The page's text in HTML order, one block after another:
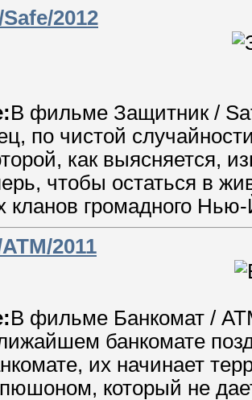
2012
В фильме Защитник /
по чистой
как выясняется,
чтобы остаться в
кланов громадного
2011
В фильме Банкомат /
банкомате
их начинает
который не